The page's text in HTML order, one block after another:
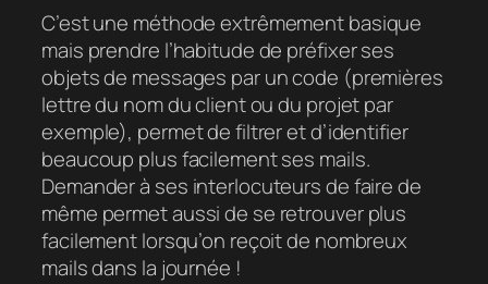
C’est une méthode extrêmement basique
mais prendre l’habitude de préfixer ses
objets de messages par un code (premières
lettre du nom du client ou du projet par
exemple), permet de filtrer et d’identifier
beaucoup plus facilement ses mails.
Demander à ses interlocuteurs de faire de
même permet aussi de se retrouver plus
facilement lorsqu’on reçoit de nombreux
mails dans la journée !